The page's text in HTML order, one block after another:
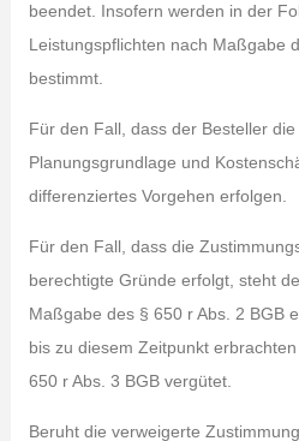
beendet. Insofern werden in der
Leistungspflichten nach Maßgabe
bestimmt.
Für den Fall, dass der Besteller
Planungsgrundlage und
differenziertes Vorgehen erfolgen.
Für den Fall, dass die
berechtigte Gründe erfolgt, steht
Maßgabe des § 650 r Abs. 2 BGB
bis zu diesem Zeitpunkt
650 r Abs. 3 BGB vergütet.
Beruht die verweigerte